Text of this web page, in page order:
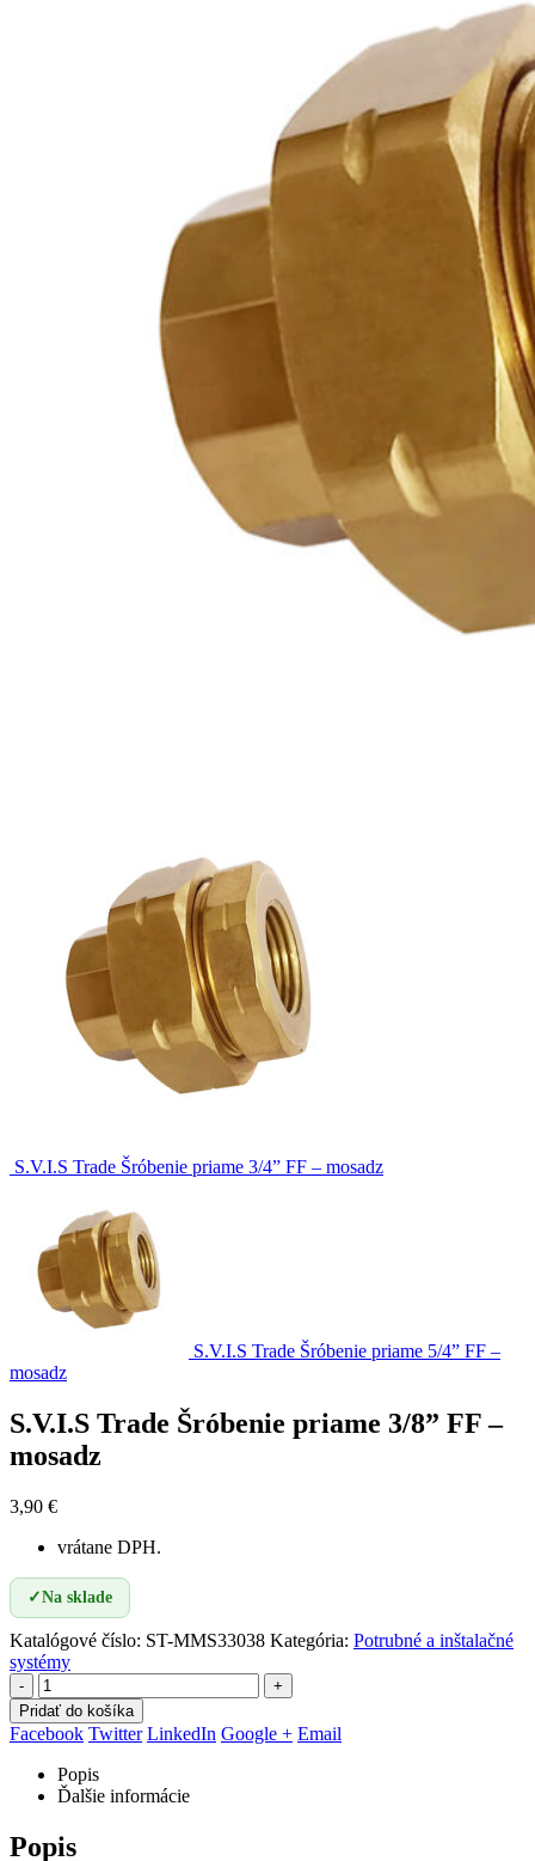
S.V.I.S Trade Šróbenie priame 3/4” FF – mosadz
S.V.I.S Trade Šróbenie priame 5/4” FF –
mosadz
S.V.I.S Trade Šróbenie priame 3/8” FF –
mosadz
3,90 €
vrátane DPH.
✓Na sklade
Katalógové číslo: ST-MMS33038 Kategória: Potrubné a inštalačné
systémy
-
+
Pridať do košíka
Facebook Twitter LinkedIn Google + Email
Popis
Ďalšie informácie
Popis